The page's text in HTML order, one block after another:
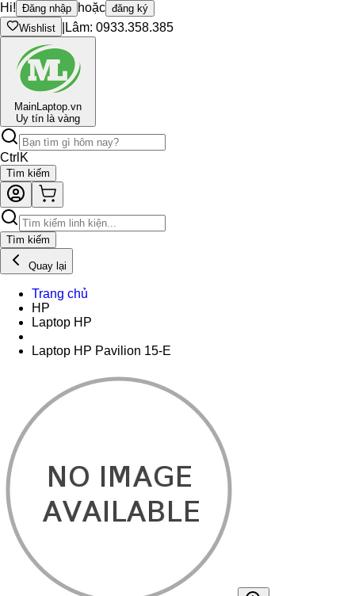
Hi! Đăng nhập hoặc đăng ký
Wishlist
Lâm: 0933.358.385
MainLaptop.vn
Uy tín là vàng
Ctrl K
Tìm kiếm
Tìm kiếm
Quay lại
Trang chủ
HP
Laptop HP
Laptop HP Pavilion 15-E